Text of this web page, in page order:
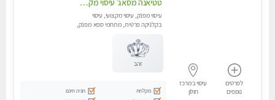
לפרטים
נוספים
עיסוי במרכז
חולון
טטיאנה מסאג׳ עיסוי מקצועי בבת ים :054-3577687
עיסוי מפנק, עיסוי מקצועי, עיסוי
בקלניקה פרטית, מתחמי ספא מפנק,
זהב
מקלחת
חניה חינם